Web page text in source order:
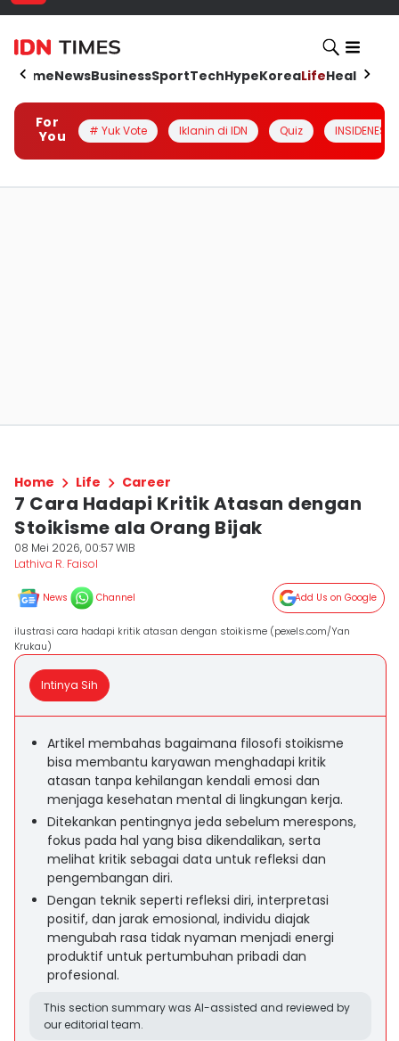
HomeNewsBusinessSportTechHypeKoreaLifeHealth
For
You
# Yuk Vote Iklanin di IDN Quiz INSIDENESIA
Home Life Career
7 Cara Hadapi Kritik Atasan dengan
Stoikisme ala Orang Bijak
08 Mei 2026, 00:57 WIB
Lathiva R. Faisol
News Channel Add Us on Google
ilustrasi cara hadapi kritik atasan dengan stoikisme (pexels.com/Yan
Krukau)
Intinya Sih
Artikel membahas bagaimana filosofi stoikisme
bisa membantu karyawan menghadapi kritik
atasan tanpa kehilangan kendali emosi dan
menjaga kesehatan mental di lingkungan kerja.
Ditekankan pentingnya jeda sebelum merespons,
fokus pada hal yang bisa dikendalikan, serta
melihat kritik sebagai data untuk refleksi dan
pengembangan diri.
Dengan teknik seperti refleksi diri, interpretasi
positif, dan jarak emosional, individu diajak
mengubah rasa tidak nyaman menjadi energi
produktif untuk pertumbuhan pribadi dan
profesional.
This section summary was AI-assisted and reviewed by
our editorial team.